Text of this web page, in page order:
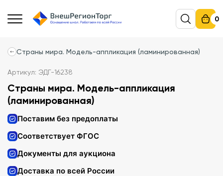
0
Страны мира. Модель-аппликация (ламинированная)
Артикул: ЭДГ-16238
Страны мира. Модель-аппликация
(ламинированная)
Поставим без предоплаты
Соответствует ФГОС
Документы для аукциона
Доставка по всей России